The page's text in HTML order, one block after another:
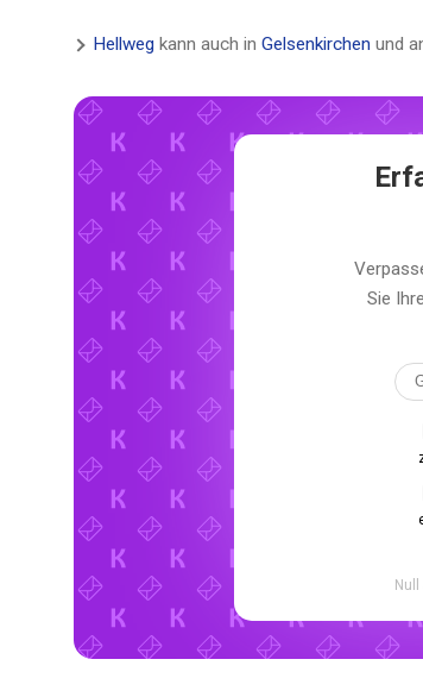
Hellweg kann auch in Gelsenkirchen und
Sie